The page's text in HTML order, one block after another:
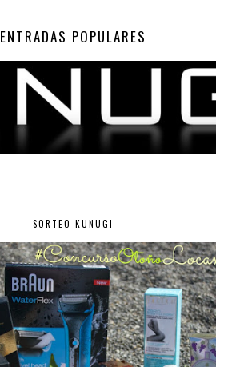
ENTRADAS POPULARES
SORTEO KUNUGI